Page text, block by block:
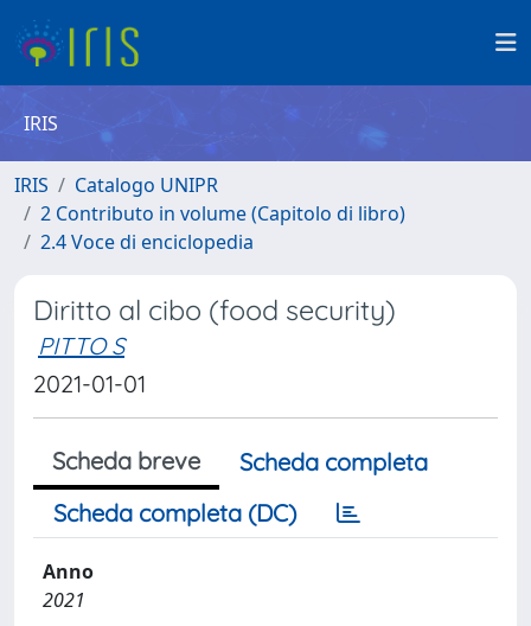
IRIS
IRIS
Catalogo UNIPR
2 Contributo in volume (Capitolo di libro)
2.4 Voce di enciclopedia
Diritto al cibo (food security)
PITTO S
2021-01-01
Scheda breve
Scheda completa
Scheda completa (DC)
Anno
2021